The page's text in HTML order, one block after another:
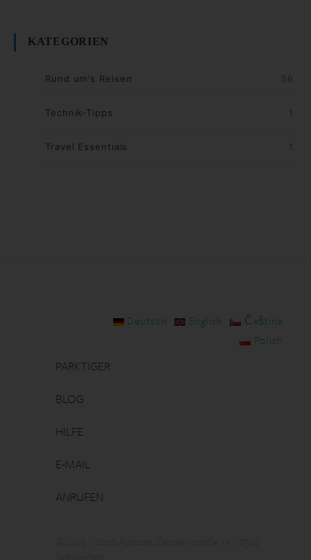
KATEGORIEN
Rund um's Reisen 56
Technik-Tipps 1
Travel Essentials 1
Deutsch English
Čeština
Polish
PARKTIGER
BLOG
HILFE
E-MAIL
ANRUFEN